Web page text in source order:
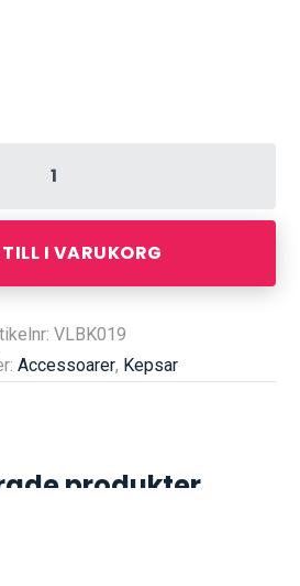
I VARUKORG
VLBK019
Accessoarer, Kepsar
produkter